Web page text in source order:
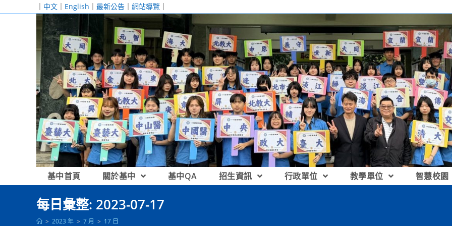
｜ 中文 ｜ English ｜ 最新公告 ｜ 網站導覽 ｜
基中首頁 關於基中 基中QA 招生資訊 行政單位 教學單位 智慧校園
每日彙整: 2023-07-17
> 2023 年 > 7 月 > 17 日